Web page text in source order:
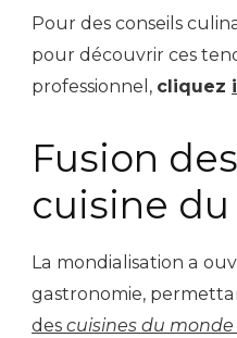
Pour des conseils
pour découvrir ces
professionnel, cliquez
Fusion
cuisine
La mondialisation a
gastronomie,
des cuisines du